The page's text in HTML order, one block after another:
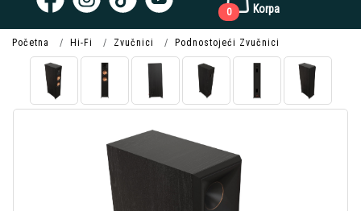
Korpa
0
Početna Hi-Fi Zvučnici Podnostojeći Zvučnici